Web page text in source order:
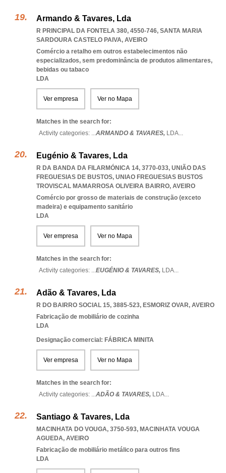
Armando & Tavares, Lda
R PRINCIPAL DA FONTELA 380, 4550-746, SANTA MARIA
SARDOURA CASTELO PAIVA, AVEIRO
Comércio a retalho em outros estabelecimentos não
especializados, sem predominância de produtos alimentares,
bebidas ou tabaco
LDA
Ver empresa Ver no Mapa
Matches in the search for:
Activity categories: ...ARMANDO & TAVARES, LDA...
Eugénio & Tavares, Lda
R DA BANDA DA FILARMÓNICA 14, 3770-033, UNIÃO DAS
FREGUESIAS DE BUSTOS, UNIAO FREGUESIAS BUSTOS
TROVISCAL MAMARROSA OLIVEIRA BAIRRO, AVEIRO
Comércio por grosso de materiais de construção (exceto
madeira) e equipamento sanitário
LDA
Ver empresa Ver no Mapa
Matches in the search for:
Activity categories: ...EUGÉNIO & TAVARES, LDA...
Adão & Tavares, Lda
R DO BAIRRO SOCIAL 15, 3885-523, ESMORIZ OVAR, AVEIRO
Fabricação de mobiliário de cozinha
LDA
Designação comercial: FÁBRICA MINITA
Ver empresa Ver no Mapa
Matches in the search for:
Activity categories: ...ADÃO & TAVARES, LDA...
Santiago & Tavares, Lda
MACINHATA DO VOUGA, 3750-593, MACINHATA VOUGA
AGUEDA, AVEIRO
Fabricação de mobiliário metálico para outros fins
LDA